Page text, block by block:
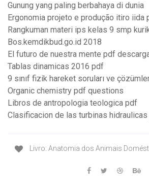
Gunung yang paling berbahaya di dunia
Ergonomia projeto e produção itiro iida
Rangkuman materi ips kelas 9 smp
Bos.kemdikbud.go.id 2018
El futuro de nuestra mente pdf
Tablas dinamicas 2016 pdf
9 sınıf fizik hareket soruları ve
Organic chemistry pdf questions
Libros de antropologia teologica pdf
Clasificacion de las turbinas
Livro: Anatomia dos Animais